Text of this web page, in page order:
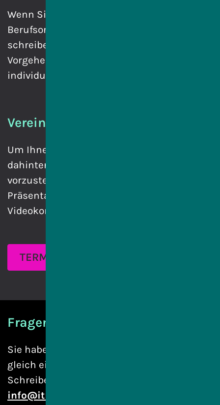
Wenn Sie Interesse an unserem
Berufsorientierungsprogramm haben,
schreiben Sie uns. Die weitere
Vorgehensweise stimmen wir dann
individuell mit Ihnen ab.
Vereinbaren Sie einen Termin
Um Ihnen das Projekt und das
dahinterstehende Praktikums-Konzept
vorzustellen, besteht die Möglichkeit, eine
Präsentation in Ihrem Hause oder per
Videokonferenz zu halten.
TERMIN VEREINBAREN
Fragen?
Sie haben noch Fragen und wollen nicht
gleich einen Termin vereinbaren? Dann
Schreiben Sie uns eine E-Mail an
info@itms.online